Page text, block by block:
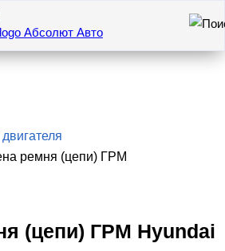
Искать
ремня (цепи) ГРМ
(цепи) ГРМ Hyundai